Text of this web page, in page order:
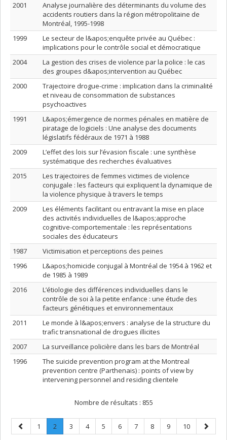
2001
Analyse journalière des déterminants du volume des
accidents routiers dans la région métropolitaine de
Montréal, 1995-1998
1999
Le secteur de l&apos;enquête privée au Québec :
implications pour le contrôle social et démocratique
2004
La gestion des crises de violence par la police : le cas
des groupes d&apos;intervention au Québec
2000
Trajectoire drogue-crime : implication dans la criminalité
et niveau de consommation de substances
psychoactives
1991
L&apos;émergence de normes pénales en matière de
piratage de logiciels : Une analyse des documents
législatifs fédéraux de 1971 à 1988
2009
L’effet des lois sur l’évasion fiscale : une synthèse
systématique des recherches évaluatives
2015
Les trajectoires de femmes victimes de violence
conjugale : les facteurs qui expliquent la dynamique de
la violence physique à travers le temps
2009
Les éléments facilitant ou entravant la mise en place
des activités individuelles de l&apos;approche
cognitive-comportementale : les représentations
sociales des éducateurs
1987
Victimisation et perceptions des peines
1996
L&apos;homicide conjugal à Montréal de 1954 à 1962 et
de 1985 à 1989
2016
L’étiologie des différences individuelles dans le
contrôle de soi à la petite enfance : une étude des
facteurs génétiques et environnementaux
2011
Le monde à l&apos;envers : analyse de la structure du
trafic transnational de drogues illicites
2007
La surveillance policière dans les bars de Montréal
1996
The suicide prevention program at the Montreal
prevention centre (Parthenais) : points of view by
intervening personnel and residing clientele
Nombre de résultats : 855
Page
précédente
Page
1 Page
2
Page
Page
3 Page
4 Page
5 Page
6 Page
7 Page
8 Page
9 Page
10
Page